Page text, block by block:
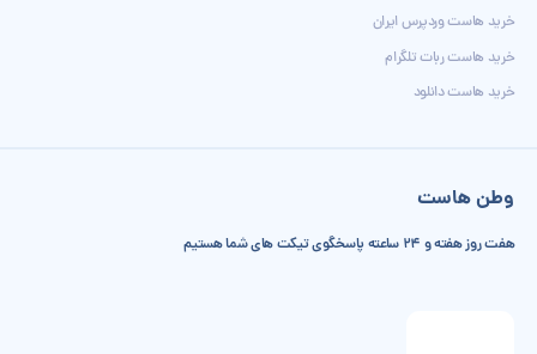
خرید هاست وردپرس ایران
خرید هاست ربات تلگرام
خرید هاست دانلود
وطن هاست
هفت روز هفته و 24 ساعته پاسخگوی تیکت های شما هستیم